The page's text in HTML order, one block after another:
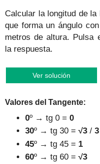
Calcular la longitud de la
que forma un ángulo
metros de altura. Pulsa
la respuesta.
Ver solución
Valores del Tangente:
0º → tg0 =0
30º →tg30 =√3 / 3
45º →tg45 = 1
60º →tg60 =√3